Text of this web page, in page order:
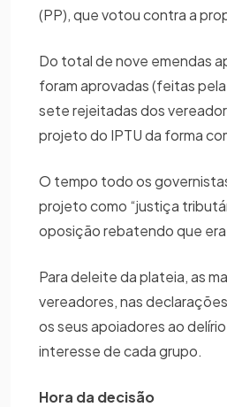
(PP), que votou contra a
Do total de nove emendas
foram aprovadas (feitas
sete rejeitadas dos
projeto do IPTU da forma
O tempo todo os
projeto como “justiça
oposição rebatendo que
Para deleite da plateia, as
vereadores, nas
os seus apoiadores ao
interesse de cada grupo.
Hora da decisão